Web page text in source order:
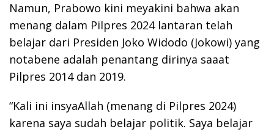
Namun, Prabowo kini meyakini bahwa akan
menang dalam Pilpres 2024 lantaran telah
belajar dari Presiden Joko Widodo (Jokowi) yang
notabene adalah penantang dirinya saaat
Pilpres 2014 dan 2019.
“Kali ini insyaAllah (menang di Pilpres 2024)
karena saya sudah belajar politik. Saya belajar